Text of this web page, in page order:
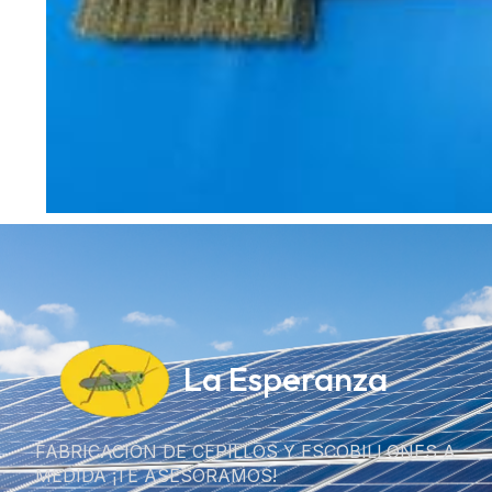
La Esperanza
FABRICACIÓN DE CEPILLOS Y ESCOBILLONES A
MEDIDA ¡TE ASESORAMOS!